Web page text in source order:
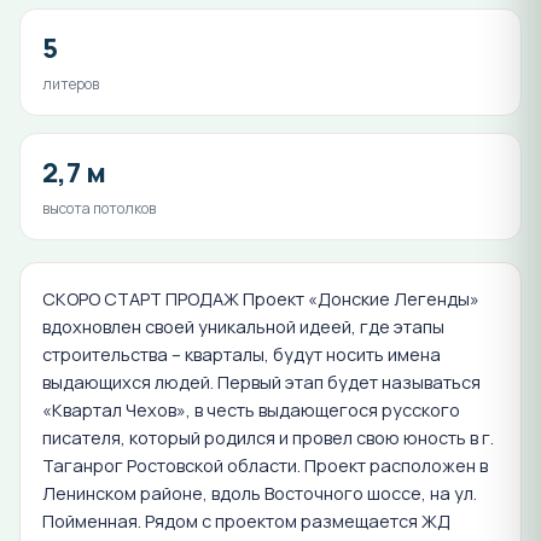
5
литеров
2,7 м
высота потолков
СКОРО СТАРТ ПРОДАЖ Проект «Донские Легенды»
вдохновлен своей уникальной идеей, где этапы
строительства – кварталы, будут носить имена
выдающихся людей. Первый этап будет называться
«Квартал Чехов», в честь выдающегося русского
писателя, который родился и провел свою юность в г.
Таганрог Ростовской области. Проект расположен в
Ленинском районе, вдоль Восточного шоссе, на ул.
Пойменная. Рядом с проектом размещается ЖД